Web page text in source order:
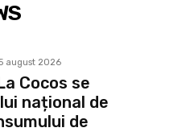
august 2026
Cocos se
național de
de